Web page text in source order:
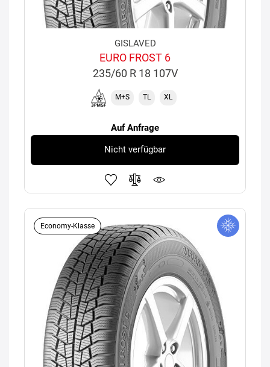
GISLAVED
EURO FROST 6
235/60 R 18 107V
M+S TL XL
Auf Anfrage
Nicht verfügbar
Economy-Klasse